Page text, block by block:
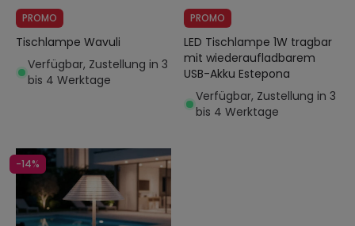
PROMO
Tischlampe Wavuli
Verfügbar, Zustellung in 3
bis 4 Werktage
PROMO
LED Tischlampe 1W tragbar
mit wiederaufladbarem
USB-Akku Estepona
Verfügbar, Zustellung in 3
bis 4 Werktage
-14%